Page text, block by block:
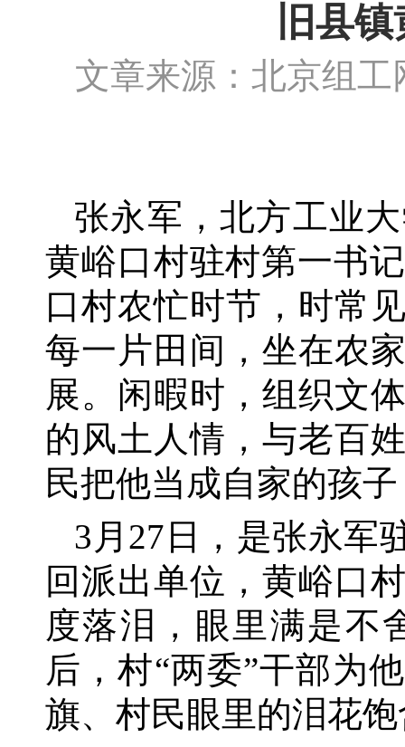
旧县
文章来源：北京
张永军，北方工业
黄峪口村驻村第一书
口村农忙时节，时常
每一片田间，坐在农
展。闲暇时，组织文
的风土人情，与老百
民把他当成自家的孩
3月27日，是张永军
回派出单位，黄峪口
度落泪，眼里满是不
后，村“两委”干部为
旗、村民眼里的泪花